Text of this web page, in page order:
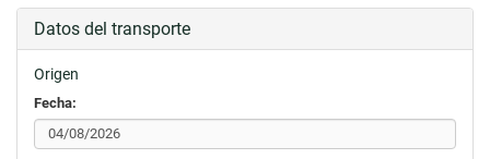
Datos del transporte
Origen
Fecha: